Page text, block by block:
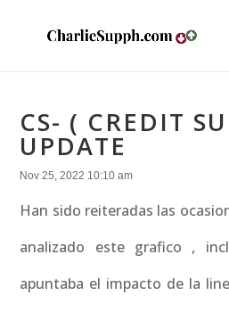
CS- ( CREDIT
UPDATE
Nov 25, 2022 10:10 am
Han sido reiteradas las
analizado este grafico ,
apuntaba el impacto de la